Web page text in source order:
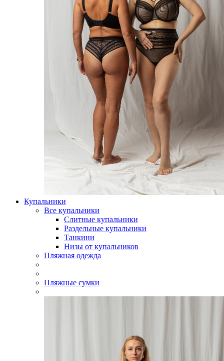
Купальники
Все купальники
Слитные купальники
Раздельные купальники
Танкини
Низы от купальников
Пляжная одежда
Пляжные сумки